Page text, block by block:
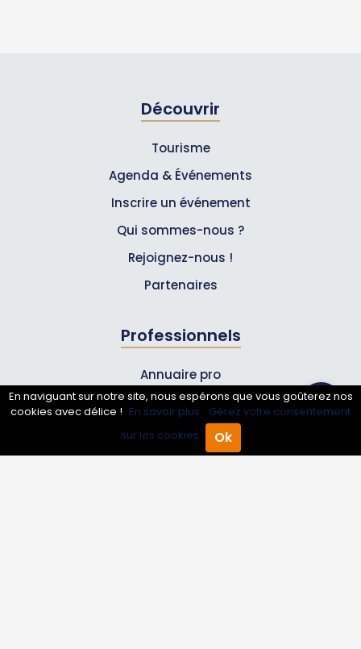
Annuaire Pro Agenda
Découvrir
Tourisme
Agenda & Événements
Inscrire un événement
Qui sommes-nous ?
Rejoignez-nous !
Partenaires
Professionnels
Annuaire pro
Inscrire mon entreprise
Les Abonnements Pros
En naviguant sur notre site, nous espérons que vous goûterez nos
cookies avec délice ! En savoir plus. Gérez votre consentement
sur les cookies.
Ok